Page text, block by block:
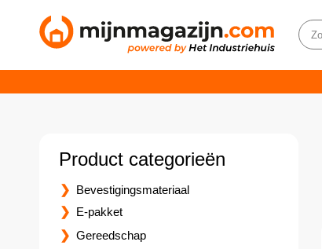
Product categorieën
Bevestigingsmateriaal
E-pakket
Gereedschap